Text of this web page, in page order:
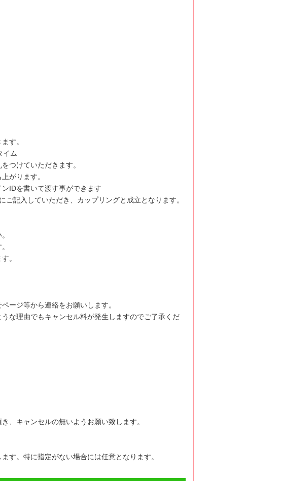
す。
イム
つけていただきます。
がります。
IDを書いて渡す事ができます
ご記入していただき、カップリングと成立となります。
。
ージ等から連絡をお願いします。
な理由でもキャンセル料が発生しますのでご了承くだ
、キャンセルの無いようお願い致します。
す。特に指定がない場合には任意となります。